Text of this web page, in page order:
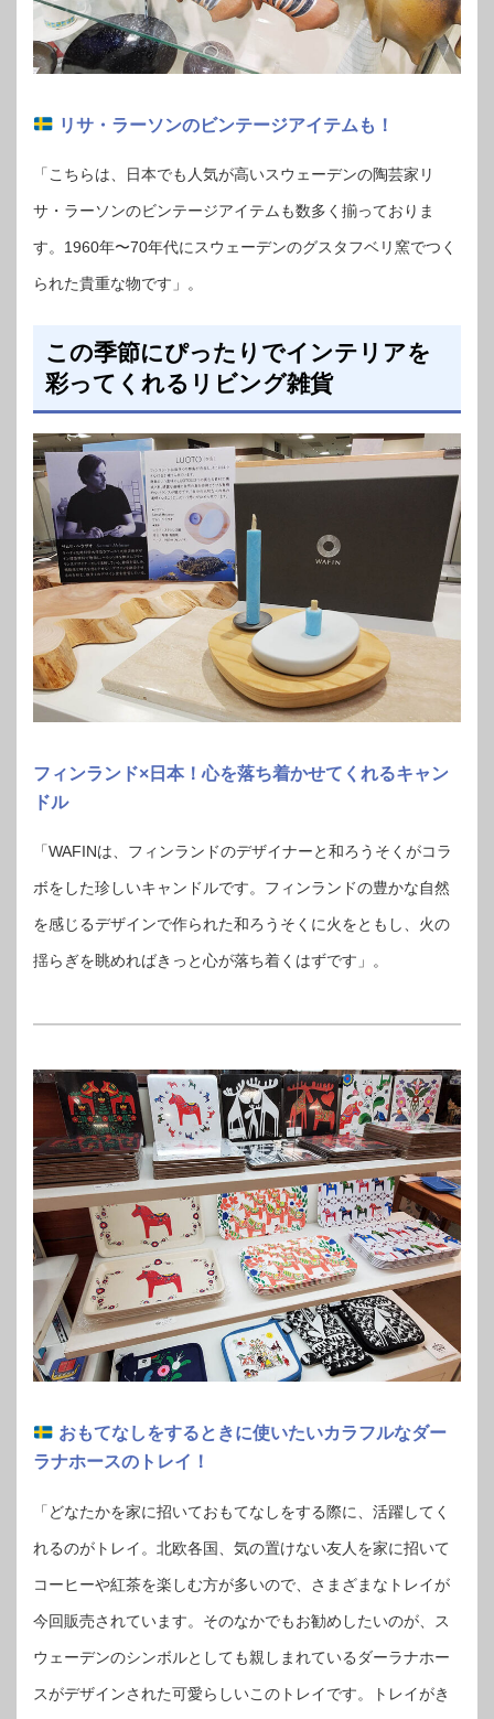
リサ・ラーソンのビンテージアイテムも！
「こちらは、日本でも人気が高いスウェーデンの陶芸家リ
サ・ラーソンのビンテージアイテムも数多く揃っておりま
す。1960年〜70年代にスウェーデンのグスタフベリ窯でつく
られた貴重な物です」。
この季節にぴったりでインテリアを
彩ってくれるリビング雑貨
フィンランド×日本！心を落ち着かせてくれるキャン
ドル
「WAFINは、フィンランドのデザイナーと和ろうそくがコラ
ボをした珍しいキャンドルです。フィンランドの豊かな自然
を感じるデザインで作られた和ろうそくに火をともし、火の
揺らぎを眺めればきっと心が落ち着くはずです」。
おもてなしをするときに使いたいカラフルなダー
ラナホースのトレイ！
「どなたかを家に招いておもてなしをする際に、活躍してく
れるのがトレイ。北欧各国、気の置けない友人を家に招いて
コーヒーや紅茶を楽しむ方が多いので、さまざまなトレイが
今回販売されています。そのなかでもお勧めしたいのが、ス
ウェーデンのシンボルとしても親しまれているダーラナホー
スがデザインされた可愛らしいこのトレイです。トレイがき